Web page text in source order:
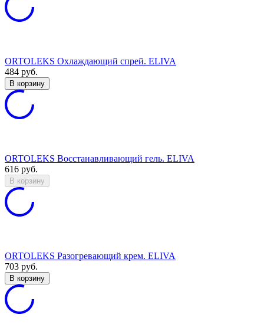
ORTOLEKS Охлаждающий спрей. ELIVA
484 руб.
В корзину
ORTOLEKS Восстанавливающий гель. ELIVA
616 руб.
В корзину
ORTOLEKS Разогревающий крем. ELIVA
703 руб.
В корзину